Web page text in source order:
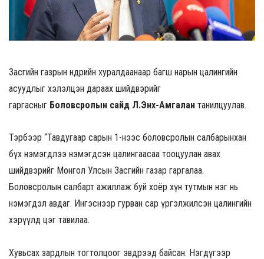
Засгийн газрын өнөөдрийн хуралдаанаар багш нарын цалингийн
асуудлыг хэлэлцэн дараах шийдвэрийг
гаргасныг Боловсролын сайд Л.Энх-Амгалан танилцуулав.
Тэрбээр “Тавдугаар сарын 1-нээс боловсролын салбарынхан
бүх нэмэгдлээ нэмэгдсэн цалингаасаа тооцуулан авах
шийдвэрийг Монгол Улсын Засгийн газар гаргалаа.
Боловсролын салбарт ажиллаж буй хоёр хүн тутмын нэг нь
нэмэгдэл авдаг. Ингэснээр гурван сар үргэлжилсэн цалингийн
хэрүүлд цэг тавилаа.
Хувьсах зардлын тогтолцоог эвдрээд байсан. Нэгдүгээр